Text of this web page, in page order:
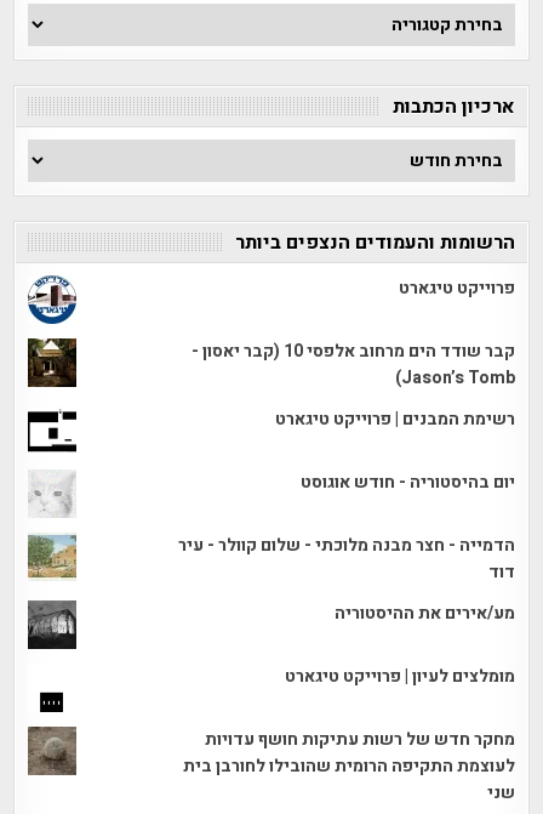
חפש
לפי
קטגוריה
ארכיון הכתבות
ארכיון
הכתבות
הרשומות והעמודים הנצפים ביותר
פרוייקט טיגארט
קבר שודד הים מרחוב אלפסי 10 (קבר יאסון -
Jason’s Tomb)
רשימת המבנים | פרוייקט טיגארט
יום בהיסטוריה - חודש אוגוסט
הדמייה - חצר מבנה מלוכתי - שלום קוולר - עיר
דוד
מע/אירים את ההיסטוריה
מומלצים לעיון | פרוייקט טיגארט
מחקר חדש של רשות עתיקות חושף עדויות
לעוצמת התקיפה הרומית שהובילו לחורבן בית
שני